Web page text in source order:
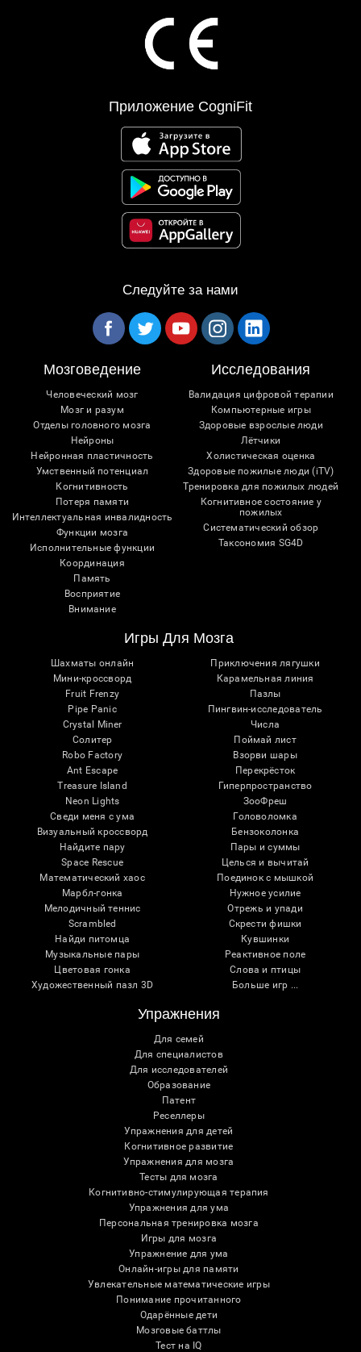
Приложение CogniFit
Следуйте за нами
Мозговедение
Человеческий мозг
Мозг и разум
Отделы головного мозга
Нейроны
Нейронная пластичность
Умственный потенциал
Когнитивность
Потеря памяти
Интеллектуальная инвалидность
Функции мозга
Исполнительные функции
Координация
Память
Восприятие
Внимание
Исследования
Валидация цифровой терапии
Компьютерные игры
Здоровые взрослые люди
Лётчики
Холистическая оценка
Здоровые пожилые люди (iTV)
Тренировка для пожилых людей
Когнитивное состояние у
пожилых
Систематический обзор
Таксономия SG4D
Игры Для Мозга
Шахматы онлайн
Мини-кроссворд
Fruit Frenzy
Pipe Panic
Crystal Miner
Солитер
Robo Factory
Ant Escape
Treasure Island
Neon Lights
Сведи меня с ума
Визуальный кроссворд
Найдите пару
Space Rescue
Математический хаос
Марбл-гонка
Мелодичный теннис
Scrambled
Найди питомца
Музыкальные пары
Цветовая гонка
Художественный пазл 3D
Приключения лягушки
Карамельная линия
Пазлы
Пингвин-исследователь
Числа
Поймай лист
Взорви шары
Перекрёсток
Гиперпространство
ЗооФреш
Головоломка
Бензоколонка
Пары и суммы
Целься и вычитай
Поединок с мышкой
Нужное усилие
Отрежь и упади
Скрести фишки
Кувшинки
Реактивное поле
Слова и птицы
Больше игр ...
Упражнения
Для семей
Для специалистов
Для исследователей
Образование
Патент
Реселлеры
Упражнения для детей
Когнитивное развитие
Упражнения для мозга
Тесты для мозга
Когнитивно-стимулирующая терапия
Упражнения для ума
Персональная тренировка мозга
Игры для мозга
Упражнение для ума
Онлайн-игры для памяти
Увлекательные математические игры
Понимание прочитанного
Одарённые дети
Мозговые баттлы
Тест на IQ